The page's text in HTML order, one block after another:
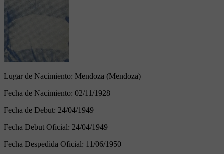
Lugar de Nacimiento: Mendoza (Mendoza)
Fecha de Nacimiento: 02/11/1928
Fecha de Debut: 24/04/1949
Fecha Debut Oficial: 24/04/1949
Fecha Despedida Oficial: 11/06/1950